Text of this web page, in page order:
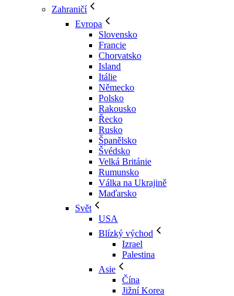
Zahraničí
Evropa
Slovensko
Francie
Chorvatsko
Island
Itálie
Německo
Polsko
Rakousko
Řecko
Rusko
Španělsko
Švédsko
Velká Británie
Rumunsko
Válka na Ukrajině
Maďarsko
Svět
USA
Blízký východ
Izrael
Palestina
Asie
Čína
Jižní Korea